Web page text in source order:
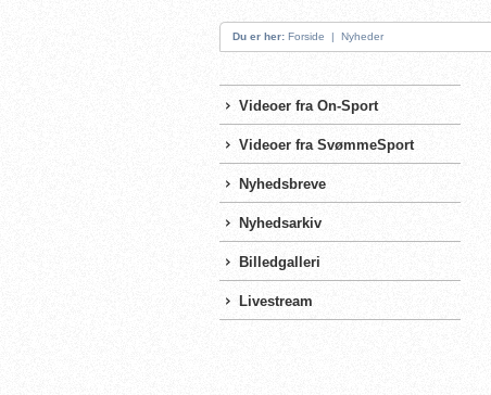
Du er her: Forside | Nyheder
Videoer fra On-Sport
Videoer fra SvømmeSport
Nyhedsbreve
Nyhedsarkiv
Billedgalleri
Livestream